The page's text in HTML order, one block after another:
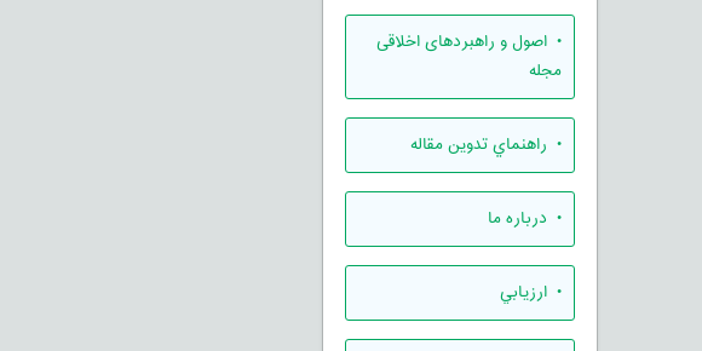
• اصول و راهبردهای اخلاقی
مجله
• راهنماي تدوين مقاله
• درباره ما
• ارزيابي